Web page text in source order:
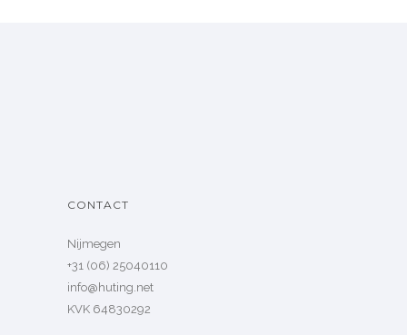
CONTACT
Nijmegen
+31 (06) 25040110
info@huting.net
KVK 64830292